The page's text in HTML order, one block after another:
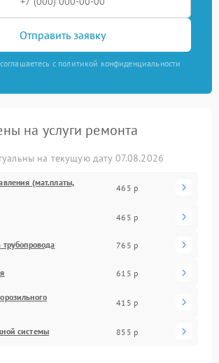
Отправить заявку
с политикой конфиденциальности
на услуги ремонта
на текущую дату 07.08.2026
(мат.платы,
465 р
465 р
трубопровода 765 р
615 р
415 р
системы 855 р